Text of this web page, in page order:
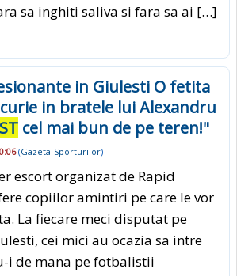
sa inghiti saliva si fara sa ai […]
in Giulesti O fetita
in bratele lui Alexandru
cel mai bun de pe teren!"
(Gazeta-Sporturilor)
escort organizat de Rapid
copiilor amintiri pe care le vor
La fiecare meci disputat pe
cei mici au ocazia sa intre
i de mana pe fotbalistii